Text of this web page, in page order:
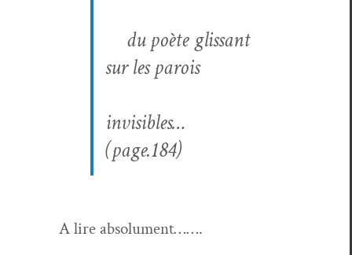
du poète glis­sant
sur les parois
invis­i­bles…
(page.184)
A lire absolument…….